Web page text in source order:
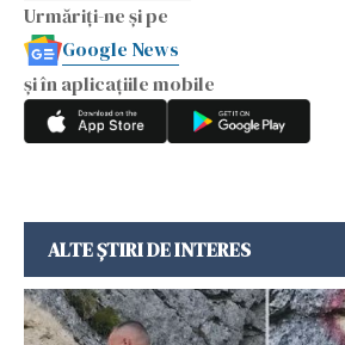
Urmăriți-ne și pe
Google News
și în aplicațiile mobile
ALTE ȘTIRI DE INTERES